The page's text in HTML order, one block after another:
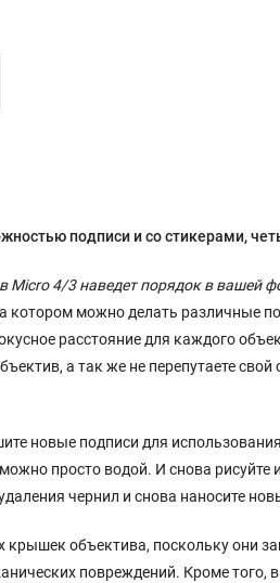
подписи и со стикерами,
4/3 наведет порядок в вашей
можно делать различные
расстояние для каждого
а так же не перепутаете
новые подписи для
просто водой. И снова рисуйте
чернил и снова наносите
объектива, поскольку они
повреждений. Кроме того,